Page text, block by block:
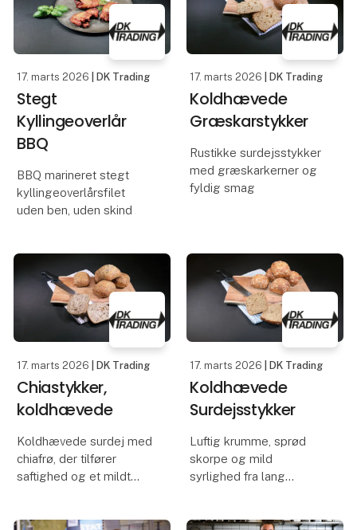
kvalitet, som du kender
fra Feldthusen, men
genlukkelige poser o
grund. Den er både
sund, smager godt og
anvendelsesmuligheder.
Men ve
17. marts 2026 | DK Trading
Stegt
Kyllingeoverlår
BBQ
BBQ marineret stegt
kyllingeoverlårsfilet
uden ben, uden skind
17. marts 2026 | DK Trading
Koldhævede
Græskarstykker
Rustikke surdejsstykker
med græskarkerner og
fyldig smag
17. marts 2026 | DK Trading
Chiastykker,
koldhævede
Koldhævede surdej med
chiafrø, der tilfører
saftighed og et mildt
17. marts 2026 | DK Trading
Koldhævede
Surdejsstykker
Luftig krumme, sprød
skorpe og mild
syrlighed fra lang